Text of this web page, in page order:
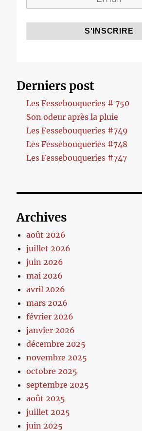
Derniers post
Les Fessebouqueries # 750
Son odeur après la pluie
Les Fessebouqueries #749
Les Fessebouqueries #748
Les Fessebouqueries #747
Archives
août 2026
juillet 2026
juin 2026
mai 2026
avril 2026
mars 2026
février 2026
janvier 2026
décembre 2025
novembre 2025
octobre 2025
septembre 2025
août 2025
juillet 2025
juin 2025